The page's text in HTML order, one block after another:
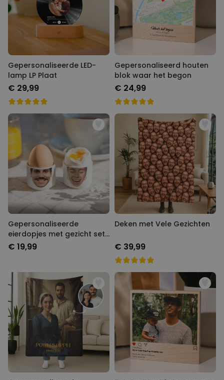
Gepersonaliseerde LED-
lamp LP Plaat
€ 29,99
Gepersonaliseerd houten
blok waar het begon
€ 24,99
Gepersonaliseerde
eierdopjes met gezicht set
van twee
€ 19,99
Deken met Vele Gezichten
€ 39,99